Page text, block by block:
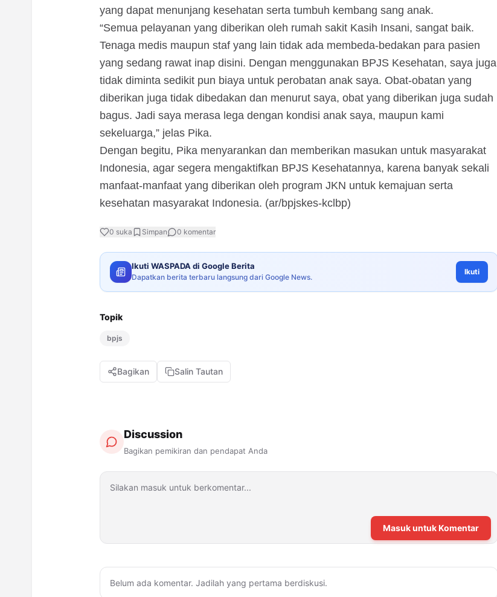
yang dapat menunjang kesehatan serta tumbuh kembang sang anak.
“Semua pelayanan yang diberikan oleh rumah sakit Kasih Insani, sangat baik.
Tenaga medis maupun staf yang lain tidak ada membeda-bedakan para pasien
yang sedang rawat inap disini. Dengan menggunakan BPJS Kesehatan, saya juga
tidak diminta sedikit pun biaya untuk perobatan anak saya. Obat-obatan yang
diberikan juga tidak dibedakan dan menurut saya, obat yang diberikan juga sudah
bagus. Jadi saya merasa lega dengan kondisi anak saya, maupun kami
sekeluarga,” jelas Pika.
Dengan begitu, Pika menyarankan dan memberikan masukan untuk masyarakat
Indonesia, agar segera mengaktifkan BPJS Kesehatannya, karena banyak sekali
manfaat-manfaat yang diberikan oleh program JKN untuk kemajuan serta
kesehatan masyarakat Indonesia. (ar/bpjskes-kclbp)
0 suka Simpan 0 komentar
Ikuti WASPADA di Google Berita
Dapatkan berita terbaru langsung dari Google News.
Ikuti
Topik
bpjs
Bagikan Salin Tautan
Discussion
Bagikan pemikiran dan pendapat Anda
Masuk untuk Komentar
Belum ada komentar. Jadilah yang pertama berdiskusi.